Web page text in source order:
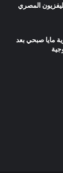
المصري
مايا صبحي بعد